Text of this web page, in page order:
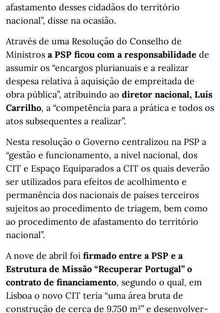
afastamento desses cidadãos do território
nacional”, disse na ocasião.
Através de uma Resolução do Conselho de
Ministros a PSP ficou com a responsabilidade de
assumir os “encargos plurianuais e a realizar
despesa relativa à aquisição de empreitada de
obra pública”, atribuindo ao diretor nacional, Luís
Carrilho, a “competência para a prática e todos os
atos subsequentes a realizar”.
Nesta resolução o Governo centralizou na PSP a
“gestão e funcionamento, a nível nacional, dos
CIT e Espaço Equiparados a CIT os quais deverão
ser utilizados para efeitos de acolhimento e
permanência dos nacionais de países terceiros
sujeitos ao procedimento de triagem, bem como
ao procedimento de afastamento do território
nacional”.
A nove de abril foi firmado entre a PSP e a
Estrutura de Missão “Recuperar Portugal” o
contrato de financiamento, segundo o qual, em
Lisboa o novo CIT teria “uma área bruta de
construção de cerca de 9.750 m²” e desenvolver-